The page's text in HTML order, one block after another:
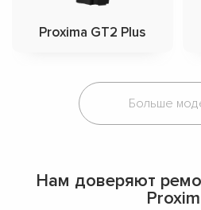
Proxima GT2 Plus
Больше
Нам доверяют